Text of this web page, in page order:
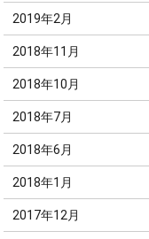
2019年2月
2018年11月
2018年10月
2018年7月
2018年6月
2018年1月
2017年12月